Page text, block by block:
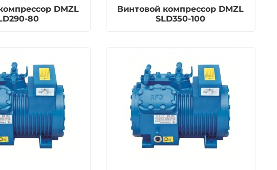
DMZL
80
Винтовой компрессор DMZL
SLD350-100